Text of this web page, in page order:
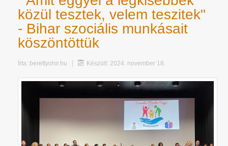
közül tesztek, velem teszitek"
- Bihar szociális munkásait
köszöntöttük
Írta: berettyohir.hu Készült: 2024. november 18.